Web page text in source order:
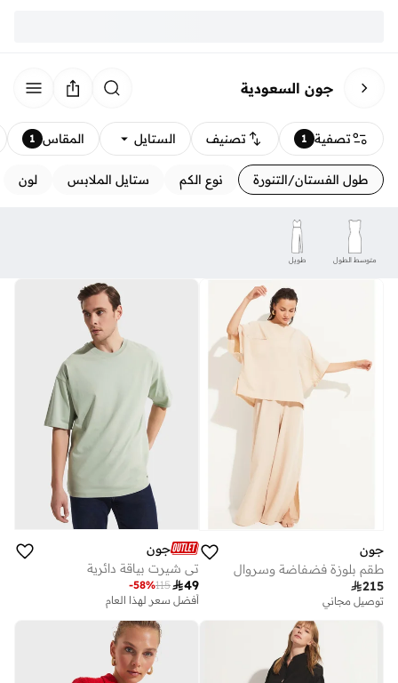
جون السعودية
تصفية 1 تصنيف الستايل المقاس 1
طول الفستان/التنورة نوع الكم ستايل الملابس لون
متوسط الطول طويل
جون
طقم بلوزة فضفاضة وسروال
215
توصيل مجاني
جون
تي شيرت بياقة دائرية
49
115
-58%
أفضل سعر لهذا العام